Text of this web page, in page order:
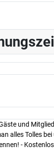
und
alles Tolles
-